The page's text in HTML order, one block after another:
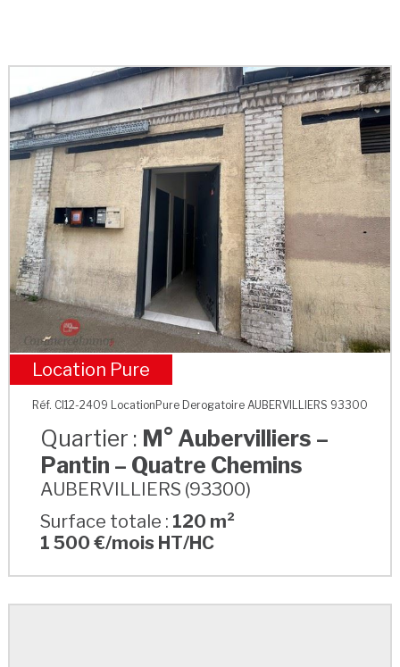
M° Aubervilliers – Pantin – Quatre Chemins
Location Pure
Réf. CI12-2409 LocationPure Derogatoire AUBERVILLIERS 93300
Quartier : M° Aubervilliers –
Pantin – Quatre Chemins
AUBERVILLIERS (93300)
Surface totale : 120 m²
1 500 €/mois HT/HC